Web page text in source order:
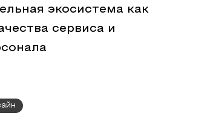
экосистема как
сервиса и